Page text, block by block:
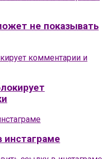
не показывать
инстаграме